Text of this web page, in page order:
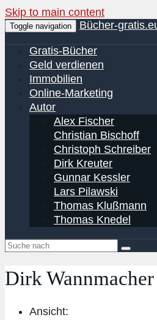
Skip to main content
Toggle navigation Bücher-
Gratis-Bücher
Geld verdienen
Immobilien
Online-Marketing
Autor
Alex Fischer
Christian Bischoff
Christoph Schreiber
Dirk Kreuter
Gunnar Kessler
Lars Pilawski
Thomas Klußmann
Thomas Knedel
Dirk Wannmacher
Ansicht: